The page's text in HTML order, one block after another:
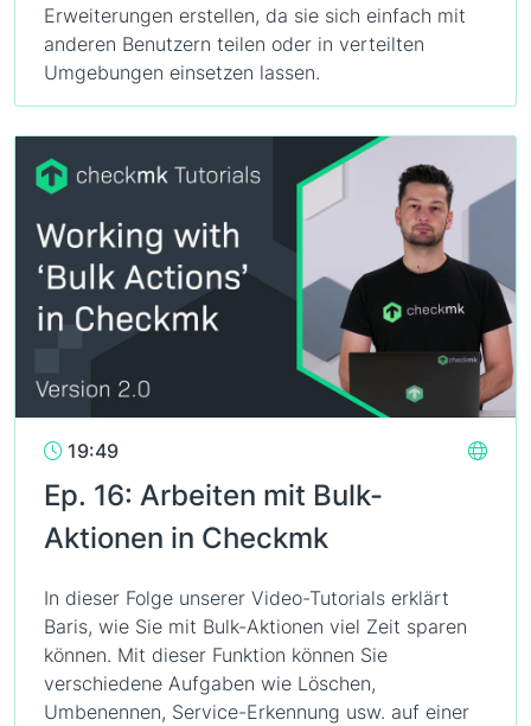
Erweiterungen erstellen, da sie sich einfach mit
anderen Benutzern teilen oder in verteilten
Umgebungen einsetzen lassen.
19:49
Ep. 16: Arbeiten mit Bulk-
Aktionen in Checkmk
In dieser Folge unserer Video-Tutorials erklärt
Baris, wie Sie mit Bulk-Aktionen viel Zeit sparen
können. Mit dieser Funktion können Sie
verschiedene Aufgaben wie Löschen,
Umbenennen, Service-Erkennung usw. auf einer